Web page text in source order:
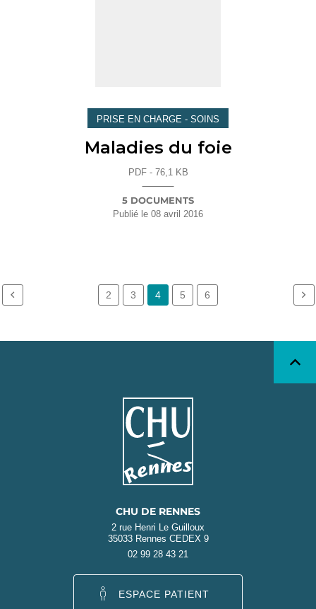
PRISE EN CHARGE - SOINS
Maladies du foie
PDF - 76,1 KB
5 DOCUMENTS
Publié le 08 avril 2016
2 3 4 5 6
CHU DE RENNES
2 rue Henri Le Guilloux
35033 Rennes CEDEX 9
02 99 28 43 21
ESPACE PATIENT